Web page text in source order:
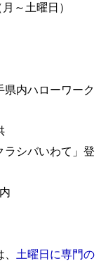
～土曜日）
内ハローワーク
ラシバいわて」登
土曜日に専門の